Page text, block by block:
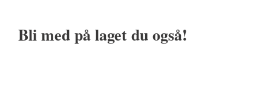
Bli med på laget du også!